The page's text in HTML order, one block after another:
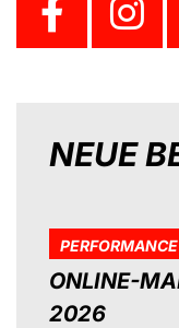
NEUE
PERFORMANCE
ONLINE-
2026